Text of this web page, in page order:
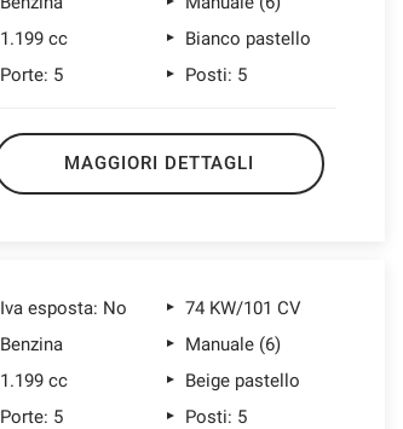
1.199 cc
Bianco pastello
Porte: 5
Posti: 5
MAGGIORI DETTAGLI
Iva esposta: No
74 KW/101 CV
Benzina
Manuale (6)
1.199 cc
Beige pastello
Porte: 5
Posti: 5